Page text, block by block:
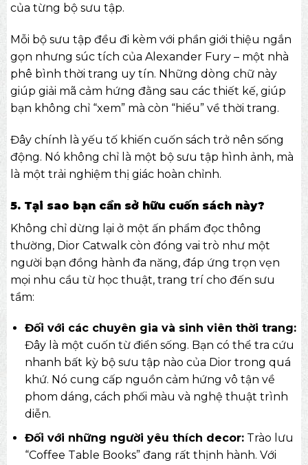
của từng bộ sưu tập.
Mỗi bộ sưu tập đều đi kèm với phần giới thiệu ngắn
gọn nhưng súc tích của Alexander Fury – một nhà
phê bình thời trang uy tín. Những dòng chữ này
giúp giải mã cảm hứng đằng sau các thiết kế, giúp
bạn không chỉ “xem” mà còn “hiểu” về thời trang.
Đây chính là yếu tố khiến cuốn sách trở nên sống
động. Nó không chỉ là một bộ sưu tập hình ảnh, mà
là một trải nghiệm thị giác hoàn chỉnh.
5. Tại sao bạn cần sở hữu cuốn sách này?
Không chỉ dừng lại ở một ấn phẩm đọc thông
thường, Dior Catwalk còn đóng vai trò như một
người bạn đồng hành đa năng, đáp ứng trọn vẹn
mọi nhu cầu từ học thuật, trang trí cho đến sưu
tầm:
Đối với các chuyên gia và sinh viên thời trang:
Đây là một cuốn từ điển sống. Bạn có thể tra cứu
nhanh bất kỳ bộ sưu tập nào của Dior trong quá
khứ. Nó cung cấp nguồn cảm hứng vô tận về
phom dáng, cách phối màu và nghệ thuật trình
diễn.
Đối với những người yêu thích decor:Trào lưu
“Coffee Table Books” đang rất thịnh hành. Với